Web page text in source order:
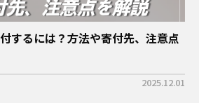
するには？方法や寄付先、注意点
2025.12.01